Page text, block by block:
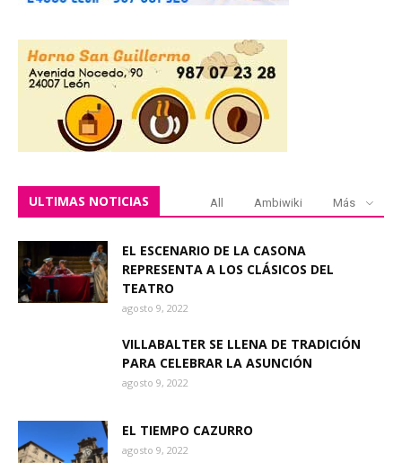
ULTIMAS NOTICIAS All Ambiwiki Más
EL ESCENARIO DE LA CASONA
REPRESENTA A LOS CLÁSICOS DEL
TEATRO
agosto 9, 2022
VILLABALTER SE LLENA DE TRADICIÓN
PARA CELEBRAR LA ASUNCIÓN
agosto 9, 2022
EL TIEMPO CAZURRO
agosto 9, 2022